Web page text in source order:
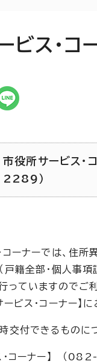
ビス・
市役所サービス
2289）
コーナーでは、住所
戸籍全部・個人事項
っていますのでご
ビス・コーナー】
交付できるものに
・コーナー】 （